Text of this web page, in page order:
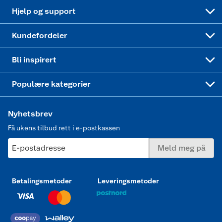
Hjelp og support
Kundefordeler
Bli inspirert
Populære kategorier
Nyhetsbrev
Få ukens tilbud rett i e-postkassen
E-postadresse Meld meg på
Betalingsmetoder Leveringsmetoder